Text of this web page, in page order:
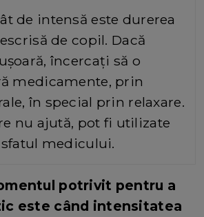
de intensă este durerea
de copil. Dacă
încercați să o
medicamente, prin
în special prin relaxare.
nu ajută, pot fi utilizate
medicului.
potrivit pentru a
este când intensitatea